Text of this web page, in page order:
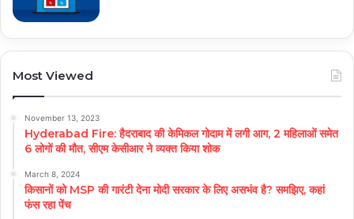
Most Viewed
November 13, 2023
Hyderabad Fire: हैदराबाद की केमिकल गोदाम में लगी आग, 2 महिलाओं समेत
6 लोगों की मौत, सीएम केसीआर ने व्यक्त किया शोक
March 8, 2024
किसानों को MSP की गारंटी देना मोदी सरकार के लिए असभंव है? समझिए, कहां
फंस रहा पेंच